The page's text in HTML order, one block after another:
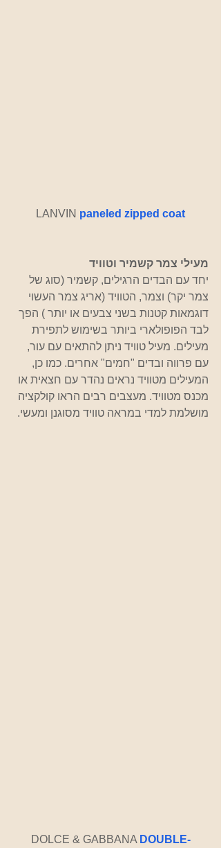
LANVIN paneled zipped coat
מעילי צמר קשמיר וטוויד
יחד עם הבדים הרגילים, קשמיר (סוג של
צמר יקר) וצמר, הטוויד (אריג צמר העשוי
דוגמאות קטנות בשני צבעים או יותר ) הפך
לבד הפופולארי ביותר בשימוש לתפירת
מעילים. מעיל טוויד ניתן להתאים עם עור,
עם פרווה ובדים "חמים" אחרים. כמו כן,
המעילים מטוויד נראים נהדר עם חצאית או
מכנס מטוויד. מעצבים רבים הראו קולקציה
מושלמת למדי במראה טוויד מסוגנן ומעשי.
DOLCE & GABBANA DOUBLE-